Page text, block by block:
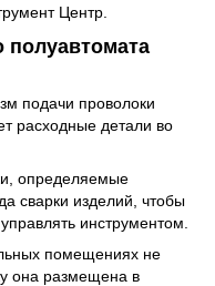
Центр.
полуавтомата
подачи проволоки
расходные детали во
определяемые
сварки изделий, чтобы
инструментом.
помещениях не
она размещена в